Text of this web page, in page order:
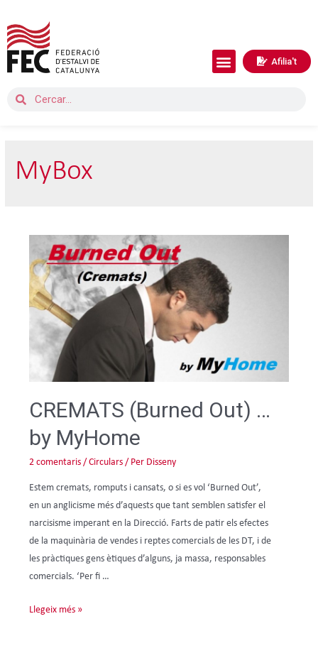
Afilia't
MyBox
CREMATS (Burned Out) …
by MyHome
2 comentaris /Circulars / Per Disseny
Estem cremats, romputs i cansats, o si es vol ‘Burned Out’,
en un anglicisme més d’aquests que tant semblen satisfer el
narcisisme imperant en la Direcció. Farts de patir els efectes
de la maquinària de vendes i reptes comercials de les DT, i de
les pràctiques gens ètiques d’alguns, ja massa, responsables
comercials. ‘Per fi …
Llegeix més »